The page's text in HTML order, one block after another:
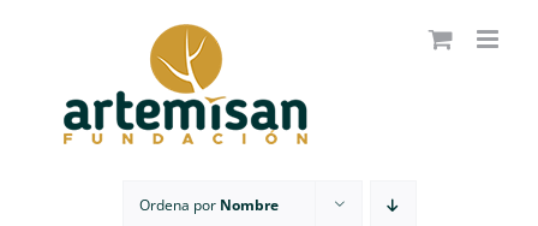
Ordena por Nombre